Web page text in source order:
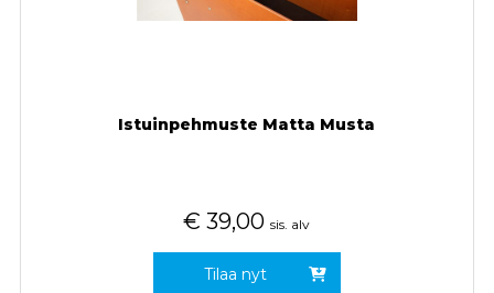
Istuinpehmuste Matta Musta
€ 39,00 sis. alv
Tilaa nyt